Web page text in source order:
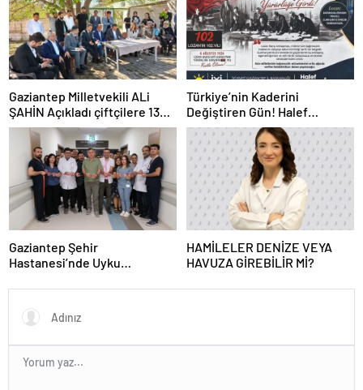
Gaziantep Milletvekili ALi
ŞAHİN Açıkladı çiftçilere 132
Milyon TL acil destek!
Türkiye’nin Kaderini
Değiştiren Gün! Halef
Bilgiç’ten Lozan’ın Yıl
Dönümünde Anlamlı Mesaj!
Gaziantep Şehir
Hastanesi’nde Uyku
Hizmete Açıldı
HAMİLELER DENİZE VEYA
HAVUZA GİREBİLİR Mİ?